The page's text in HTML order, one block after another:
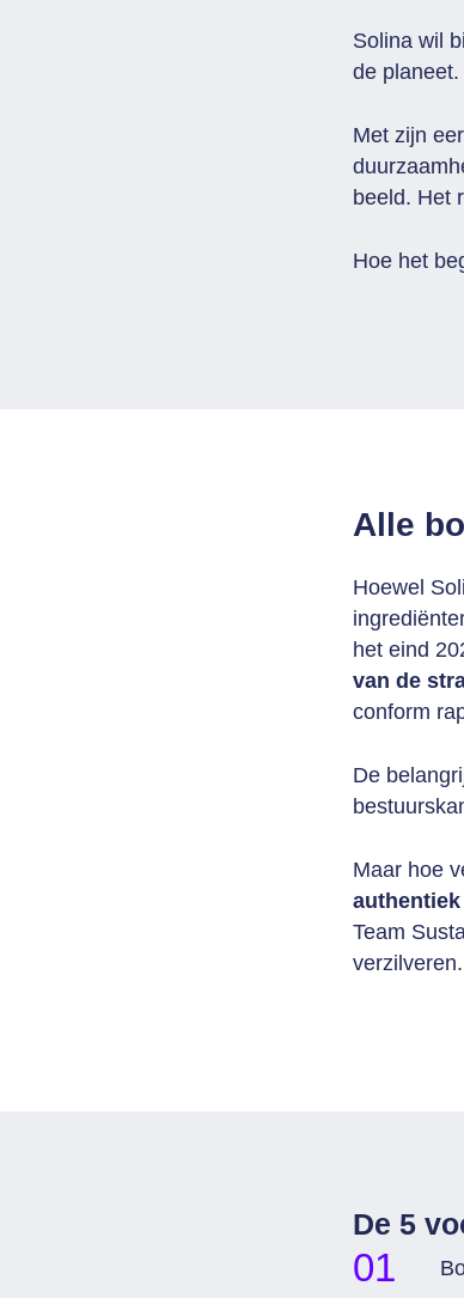
Solina wil
de
Met zijn
beeld. Het
Hoe het
Alle
Hoewel
het eind
van de
conform
De
Maar hoe
Team
verzilveren.
De 5